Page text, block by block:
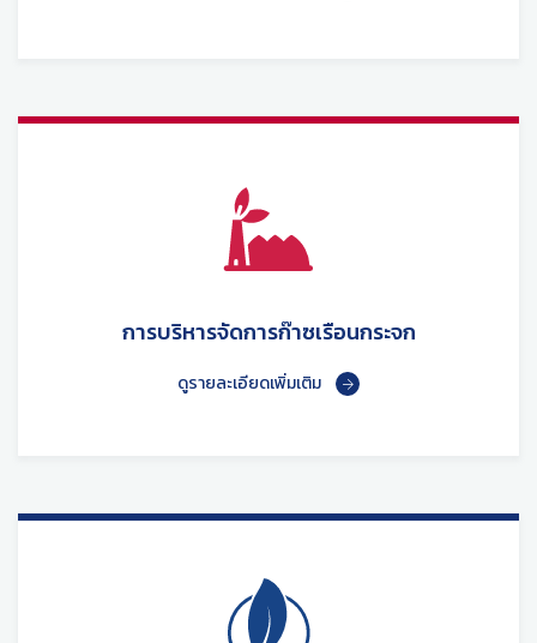
การบริหารจัดการก๊าซเรือนกระจก
ดูรายละเอียดเพิ่มเติม